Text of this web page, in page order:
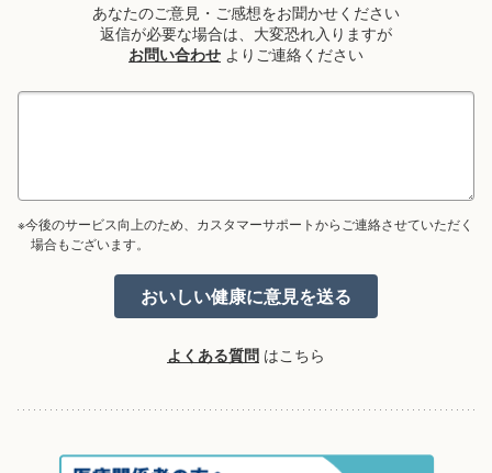
あなたのご意見・ご感想をお聞かせください
返信が必要な場合は、大変恐れ入りますが
お問い合わせ よりご連絡ください
※今後のサービス向上のため、カスタマーサポートからご連絡させていただく
場合もございます。
よくある質問 はこちら